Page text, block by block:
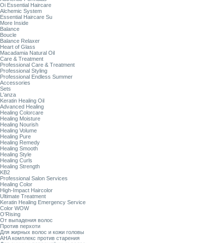
Oi Essential Haircare
Alchemic System
Essential Haircare Su
More Inside
Balance
Boucle
Balance Relaxer
Heart of Glass
Macadamia Natural Oil
Care & Treatment
Professional Care & Treatment
Professional Styling
Professional Endless Summer
Accessories
Sets
L'anza
Keratin Healing Oil
Advanced Healing
Healing Colorcare
Healing Moisture
Healing Nourish
Healing Volume
Healing Pure
Healing Remedy
Healing Smooth
Healing Style
Healing Curls
Healing Strength
KB2
Professional Salon Services
Healing Color
High-Impact Haircolor
Ultimate Treatment
Keratin Healing Emergency Service
Color WOW
O’Rising
От выпадения волос
Против перхоти
Для жирных волос и кожи головы
AHA комплекс против старения